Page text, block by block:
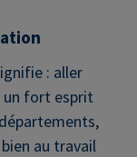
: aller
un fort esprit
au travail